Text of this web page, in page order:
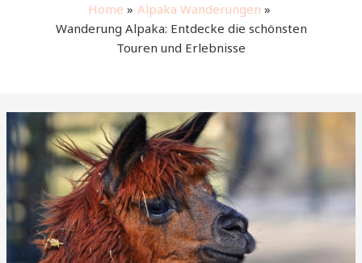
Home
Alpaka Wanderungen
Wanderung Alpaka: Entdecke die schönsten
Touren und Erlebnisse